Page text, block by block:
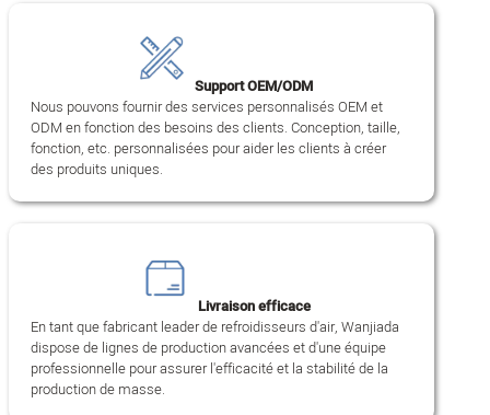
Support OEM/ODM
Nous pouvons fournir des services personnalisés OEM et
ODM en fonction des besoins des clients. Conception, taille,
fonction, etc. personnalisées pour aider les clients à créer
des produits uniques.
Livraison efficace
En tant que fabricant leader de refroidisseurs d'air, Wanjiada
dispose de lignes de production avancées et d'une équipe
professionnelle pour assurer l'efficacité et la stabilité de la
production de masse.